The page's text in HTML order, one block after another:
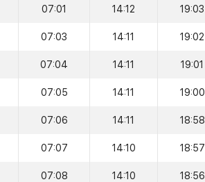
07:01 14:12 19:03
07:03 14:11 19:02
07:04 14:11 19:01
07:05 14:11 19:00
07:06 14:11 18:58
07:07 14:10 18:57
07:08 14:10 18:56